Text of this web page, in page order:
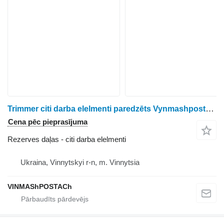
Trimmer citi darba elelmenti paredzēts Vynmashpostach ZN-120, ZN-80, ZN-90 graudu izkliedētāja
Cena pēc pieprasījuma
Rezerves daļas - citi darba elelmenti
Ukraina, Vinnytskyi r-n, m. Vinnytsia
VINMAShPOSTACh